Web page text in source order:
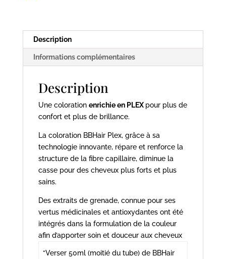
BBhair
Description
Informations complémentaires
Description
Une coloration enrichie en PLEX pour plus de
confort et plus de brillance.
La coloration BBHair Plex, grâce à sa
technologie innovante, répare et renforce la
structure de la fibre capillaire, diminue la
casse pour des cheveux plus forts et plus
sains.
Des extraits de grenade, connue pour ses
vertus médicinales et antioxydantes ont été
intégrés dans la formulation de la couleur
afin d’apporter soin et douceur aux cheveux
“Verser 50ml (moitié du tube) de BBHair